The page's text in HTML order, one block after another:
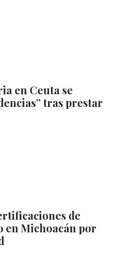
en Ceuta se
tras prestar
de
en Michoacán por